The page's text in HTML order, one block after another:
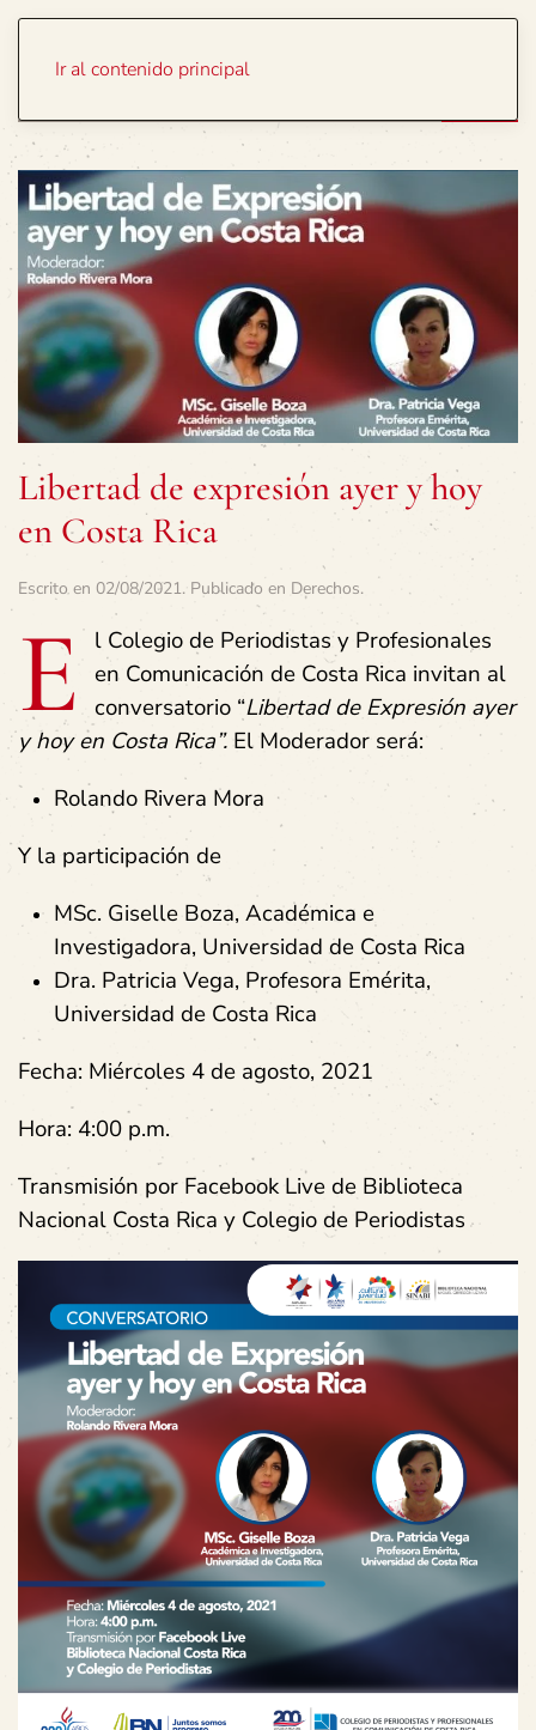
Ir al contenido principal
Libertad de expresión ayer y hoy
en Costa Rica
Escrito en 02/08/2021. Publicado en Derechos.
E
l Colegio de Periodistas y Profesionales
en Comunicación de Costa Rica invitan al
conversatorio “Libertad de Expresión ayer
y hoy en Costa Rica”. El Moderador será:
Rolando Rivera Mora
Y la participación de
MSc. Giselle Boza, Académica e
Investigadora, Universidad de Costa Rica
Dra. Patricia Vega, Profesora Emérita,
Universidad de Costa Rica
Fecha: Miércoles 4 de agosto, 2021
Hora: 4:00 p.m.
Transmisión por Facebook Live de Biblioteca
Nacional Costa Rica y Colegio de Periodistas